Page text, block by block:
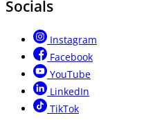
Socials
Instagram
Facebook
YouTube
LinkedIn
TikTok